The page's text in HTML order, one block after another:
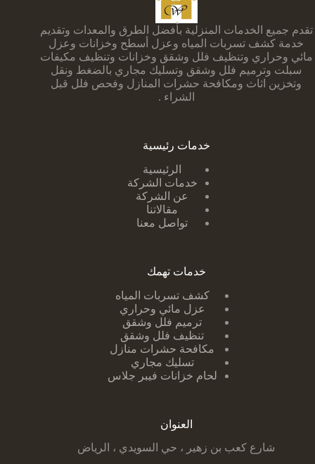
تقدم جميع الخدمات المنزلية بأفضل الطرق والمعدات وتقديم
خدمة كشف تسربات المياه وعزل أسطح وخزانات وعزل
مائي وحراري وتنظيف فلل وشقق وخزانات وتنظيف مكيفات
سبلت وترميم فلل وشقق وتسليك مجاري بالضغط ونقل
وتخزين اثاث ومكافحة حشرات المنازل وفحص فلل قبل
الشراء .
خدمات رئيسية
الرئيسية
خدمات الشركة
عن الشركة
مقالاتنا
تواصل معنا
خدمات تهمك
كشف تسربات ا لمياه
عزل مائي وحراري
ترميم فلل وشقق
تنظيف فلل وشقق
مكافحة حشرات منازل
تسليك مجاري
لحام خزانات فيبر جلاس
العنوان
شارع كعب بن زهير ، حي السويدي ، الرياض